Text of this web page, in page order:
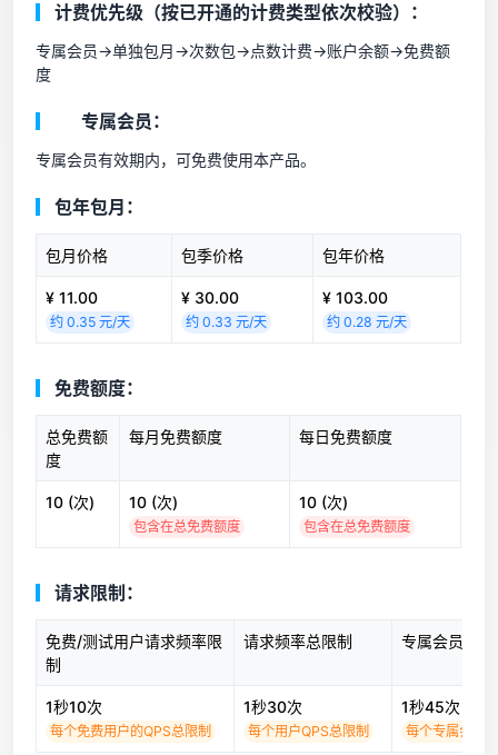
计费优先级（按已开通的计费类型依次校验）：
专属会员->单独包月->次数包->点数计费->账户余额->免费额
度
专属会员：
专属会员有效期内，可免费使用本产品。
包年包月：
包月价格 包季价格 包年价格
¥ 11.00
约 0.35 元/天
¥ 30.00
约 0.33 元/天
¥ 103.00
约 0.28 元/天
免费额度：
总免费额
度
每月免费额度 每日免费额度
10 (次) 10 (次)
包含在总免费额度
10 (次)
包含在总免费额度
请求限制：
免费/测试用户请求频率限
制
请求频率总限制 专属会员请
1秒10次
每个免费用户的QPS总限制
1秒30次
每个用户QPS总限制
1秒45次
每个专属会员